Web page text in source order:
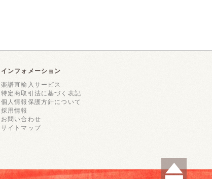
インフォメーション
楽譜直輸入サービス
特定商取引法に基づく表記
個人情報保護方針について
採用情報
お問い合わせ
サイトマップ